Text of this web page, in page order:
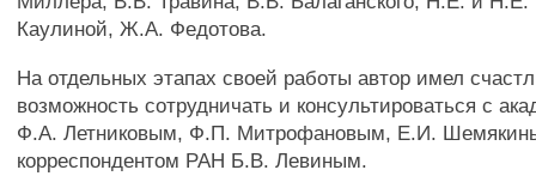
Каулиной, Ж.А. Федотова.
На отдельных этапах своей работы автор имел
возможность сотрудничать и консультироваться с
Ф.А. Летниковым, Ф.П. Митрофановым, Е.И.
корреспондентом РАН Б.В. Левиным.